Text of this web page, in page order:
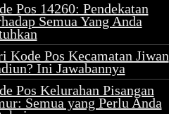
Pos 14260: Pendekatan
Semua Yang Anda
Kode Pos Kecamatan Jiwan
Ini Jawabannya
Pos Kelurahan Pisangan
Semua yang Perlu Anda